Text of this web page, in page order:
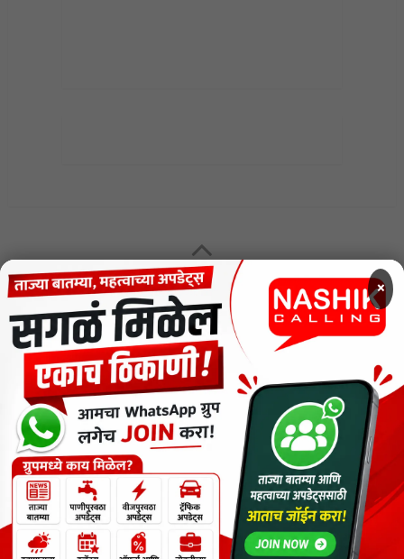
MENU
CODE OF ETHICS FOR DIGITAL NEWS WEBSITES
Contact Us
Privacy Policy
Short News
ThemeNcode PDF Viewer SC [Do not Delete]
वाचकांना विनम्र सूचना
×